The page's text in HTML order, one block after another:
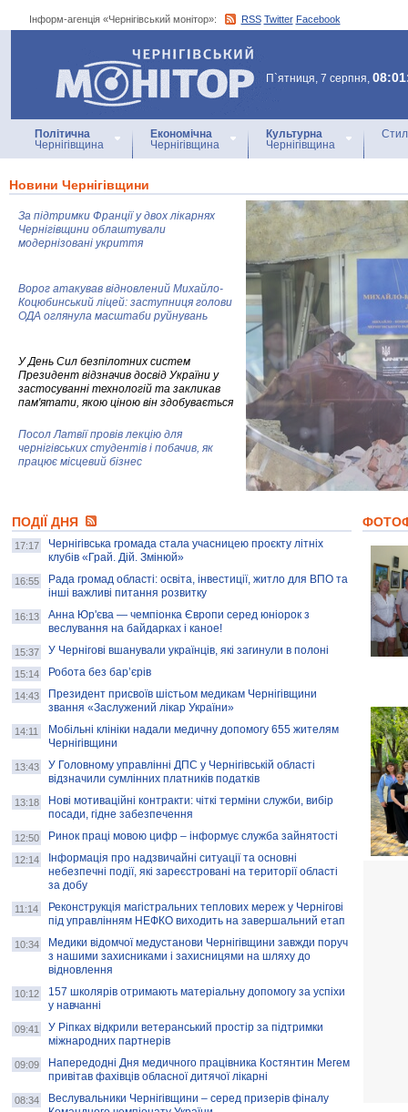
Інформ-агенція «Чернігівський монітор»: RSS Twitter Facebook
Інформ-агенція
«Чернігівський монітор»
П`ятниця, 7 серпня,
Політична
Чернігівщина
Економічна
Чернігівщина
Культурна
Чернігівщина
Новини Чернігівщини
За підтримки Франції у двох лікарнях
Чернігівщини облаштували
модернізовані укриття
Ворог атакував відновлений Михайло-
Коцюбинський ліцей: заступниця голови
ОДА оглянула масштаби руйнувань
У День Сил безпілотних систем
Президент відзначив досвід України у
застосуванні технологій та закликав
пам'ятати, якою ціною він здобувається
Посол Латвії провів лекцію для
чернігівських студентів і побачив, як
працює місцевий бізнес
колекцію про війну, емоції та тварин
AB InBev Efes Україна підтримала
навчальний проєкт "Молодіжна бізнес-
школа", спрямований на розвиток
підприємництва у Чернігівській області
Золота тварина: видання Forbes
написало про чернігівця Патрона: хто і
скільки на ньому заробляє? І куди
витрачають?
ПОДІЇ ДНЯ
17:17
Чернігівська громада стала учасницею проєкту літніх
клубів «Грай. Дій. Змінюй»
16:55
Рада громад області: освіта, інвестиції, житло для ВПО та
інші важливі питання розвитку
16:13
Анна Юр'єва — чемпіонка Європи серед юніорок з
веслування на байдарках і каное!
15:37 У Чернігові вшанували українців, які загинули в полоні
15:14 Робота без бар’єрів
14:43
Президент присвоїв шістьом медикам Чернігівщини
звання «Заслужений лікар України»
14:11
Мобільні клініки надали медичну допомогу 655 жителям
Чернігівщини
13:43
У Головному управлінні ДПС у Чернігівській області
відзначили сумлінних платників податків
13:18
Нові мотиваційні контракти: чіткі терміни служби, вибір
посади, гідне забезпечення
12:50 Ринок праці мовою цифр – інформує служба зайнятості
12:14
Інформація про надзвичайні ситуації та основні
небезпечні події, які зареєстровані на території області
за добу
11:14
Реконструкція магістральних теплових мереж у Чернігові
під управлінням НЕФКО виходить на завершальний етап
10:34
Медики відомчої медустанови Чернігівщини завжди поруч
з нашими захисниками і захисницями на шляху до
відновлення
10:12
157 школярів отримають матеріальну допомогу за успіхи
у навчанні
09:41
У Ріпках відкрили ветеранський простір за підтримки
міжнародних партнерів
09:09
Напередодні Дня медичного працівника Костянтин Мегем
привітав фахівців обласної дитячої лікарні
08:34
Веслувальники Чернігівщини – серед призерів фіналу